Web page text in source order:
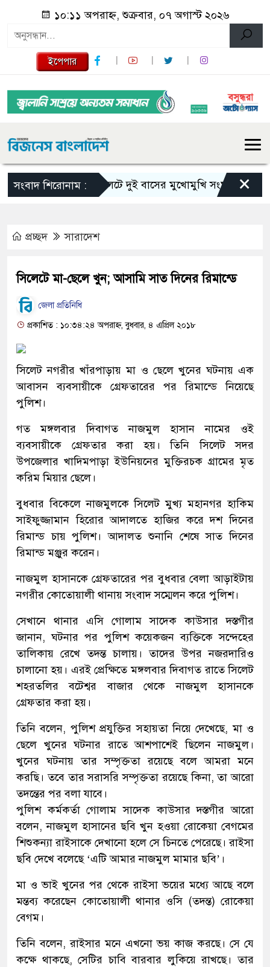
১০:১১ অপরাহ্ন, শুক্রবার, ০৭ অগাস্ট ২০২৬
ইপেপার
সংবাদ শিরোনাম :সিলেটে দুই বাসের মুখোমুখি সংঘর্ষে নিহত বেড়ে ৯
×
প্রচ্ছদ সারাদেশ
সিলেটে মা-ছেলে খুন; আসামি সাত দিনের রিমান্ডে
জেলা প্রতিনিধি
প্রকাশিত : ১০:৩৪:২৪ অপরাহ্ন, বুধবার, ৪ এপ্রিল ২০১৮
সিলেট নগরীর খাঁরপাড়ায় মা ও ছেলে খুনের ঘটনায় এক
আবাসন ব্যবসায়ীকে গ্রেফতারের পর রিমান্ডে নিয়েছে
পুলিশ।
গত মঙ্গলবার দিবাগত নাজমুল হাসান নামের ওই
ব্যবসায়ীকে গ্রেফতার করা হয়। তিনি সিলেট সদর
উপজেলার খাদিমপাড়া ইউনিয়নের মুক্তিরচক গ্রামের মৃত
করিম মিয়ার ছেলে।
বুধবার বিকেলে নাজমুলকে সিলেট মুখ্য মহানগর হাকিম
সাইফুজ্জামান হিরোর আদালতে হাজির করে দশ দিনের
রিমান্ড চায় পুলিশ। আদালত শুনানি শেষে সাত দিনের
রিমান্ড মঞ্জুর করেন।
নাজমুল হাসানকে গ্রেফতারের পর বুধবার বেলা আড়াইটায়
নগরীর কোতোয়ালী থানায় সংবাদ সম্মেলন করে পুলিশ।
সেখানে থানার এসি গোলাম সাদেক কাউসার দস্তগীর
জানান, ঘটনার পর পুলিশ কয়েকজন ব্যক্তিকে সন্দেহের
তালিকায় রেখে তদন্ত চালায়। তাদের উপর নজরদারিও
চালানো হয়। এরই প্রেক্ষিতে মঙ্গলবার দিবাগত রাতে সিলেট
শহরতলির বটেশ্বর বাজার থেকে নাজমুল হাসানকে
গ্রেফতার করা হয়।
তিনি বলেন, পুলিশ প্রযুক্তির সহায়তা নিয়ে দেখেছে, মা ও
ছেলে খুনের ঘটনার রাতে আশপাশেই ছিলেন নাজমুল।
খুনের ঘটনায় তার সম্পৃক্ততা রয়েছে বলে আমরা মনে
করছি। তবে তার সরাসরি সম্পৃক্ততা রয়েছে কিনা, তা আরো
তদন্তের পর বলা যাবে।
পুলিশ কর্মকর্তা গোলাম সাদেক কাউসার দস্তগীর আরো
বলেন, নাজমুল হাসানের ছবি খুন হওয়া রোকেয়া বেগমের
শিশুকন্যা রাইসাকে দেখানো হলে সে চিনতে পেরেছে। রাইসা
ছবি দেখে বলেছে ‘এটি আমার নাজমুল মামার ছবি’।
মা ও ভাই খুনের পর থেকে রাইসা ভয়ের মধ্যে আছে বলে
মন্তব্য করেছেন কোতোয়ালী থানার ওসি (তদন্ত) রোকেয়া
বেগম।
তিনি বলেন, রাইসার মনে এখনো ভয় কাজ করছে। সে যে
কক্ষে থাকছে, সেটির চাবি বারবার লুকিয়ে রাখছে। তার